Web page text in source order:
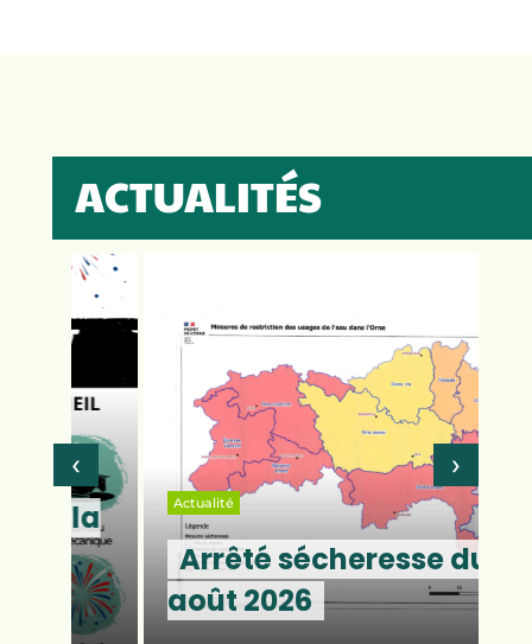
ACTUALITÉS
Actualité
Arrêté sécheresse du 5
août 2026
‹ ›